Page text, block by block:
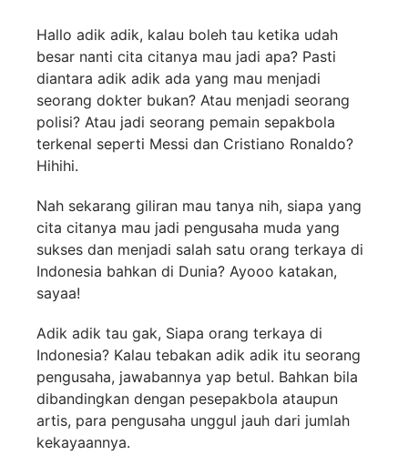
Hallo adik adik, kalau boleh tau ketika udah
besar nanti cita citanya mau jadi apa? Pasti
diantara adik adik ada yang mau menjadi
seorang dokter bukan? Atau menjadi seorang
polisi? Atau jadi seorang pemain sepakbola
terkenal seperti Messi dan Cristiano Ronaldo?
Hihihi.
Nah sekarang giliran mau tanya nih, siapa yang
cita citanya mau jadi pengusaha muda yang
sukses dan menjadi salah satu orang terkaya di
Indonesia bahkan di Dunia? Ayooo katakan,
sayaa!
Adik adik tau gak, Siapa orang terkaya di
Indonesia? Kalau tebakan adik adik itu seorang
pengusaha, jawabannya yap betul. Bahkan bila
dibandingkan dengan pesepakbola ataupun
artis, para pengusaha unggul jauh dari jumlah
kekayaannya.